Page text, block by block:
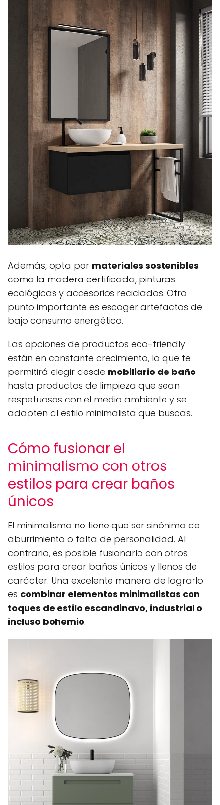
Además, opta por materiales sostenibles
como la madera certificada, pinturas
ecológicas y accesorios reciclados. Otro
punto importante es escoger artefactos de
bajo consumo energético.
Las opciones de productos eco-friendly
están en constante crecimiento, lo que te
permitirá elegir desde mobiliario de baño
hasta productos de limpieza que sean
respetuosos con el medio ambiente y se
adapten al estilo minimalista que buscas.
Cómo fusionar el
minimalismo con otros
estilos para crear baños
únicos
El minimalismo no tiene que ser sinónimo de
aburrimiento o falta de personalidad. Al
contrario, es posible fusionarlo con otros
estilos para crear baños únicos y llenos de
carácter. Una excelente manera de lograrlo
es combinar elementos minimalistas con
toques de estilo escandinavo, industrial o
incluso bohemio.